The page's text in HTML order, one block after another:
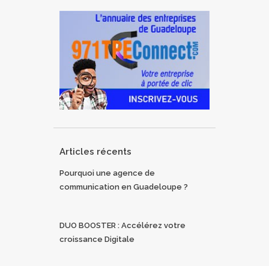
Articles récents
Pourquoi une agence de
communication en Guadeloupe ?
DUO BOOSTER : Accélérez votre
croissance Digitale